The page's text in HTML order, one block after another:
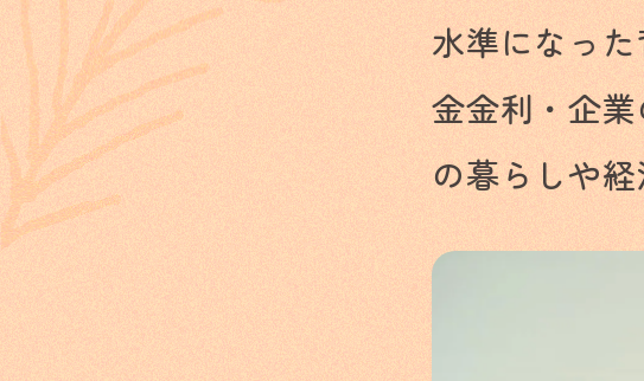
水準になっ
金金利・企
の暮らしや